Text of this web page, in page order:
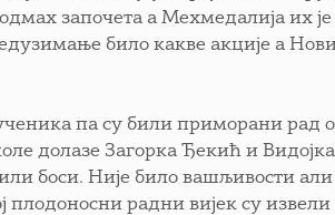
започета а Мехмедалија их
било какве акције а
па су били приморани рад
долазе Загорка Ђекић и
боси. Није било вашљивости
плодоносни радни вијек су